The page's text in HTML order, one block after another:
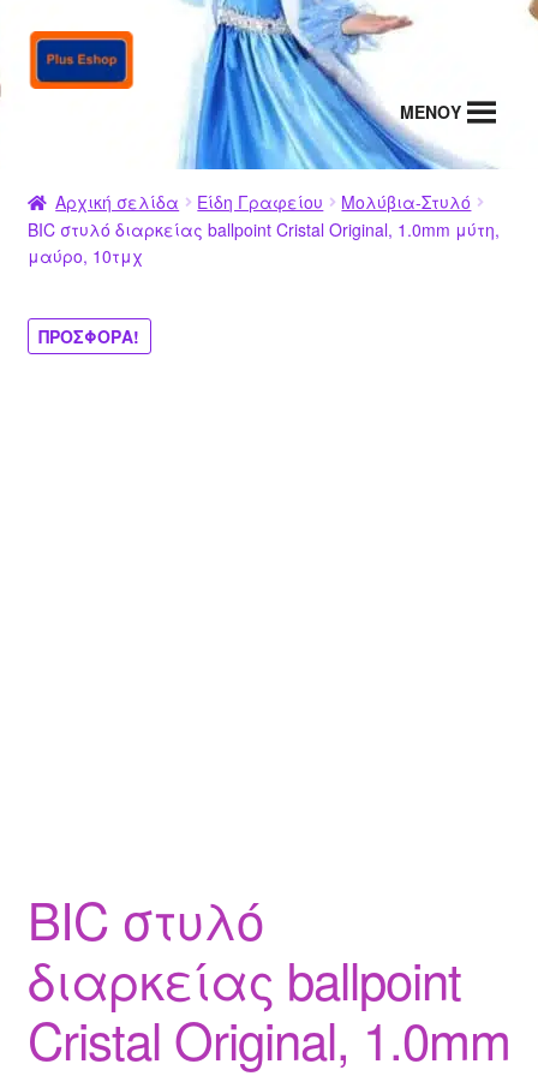
Απευθείας
μετάβαση
Μετάβαση
σε
MENΟΥ
Αρχική σελίδα Είδη Γραφείου
Μολύβια-Στυλό
BIC στυλό διαρκείας ballpoint Cristal Original, 1.0mm μύτη,
μαύρο, 10τμχ
ΠΡΟΣΦΟΡΆ!
BIC στυλό
διαρκείας ballpoint
Cristal Original, 1.0mm